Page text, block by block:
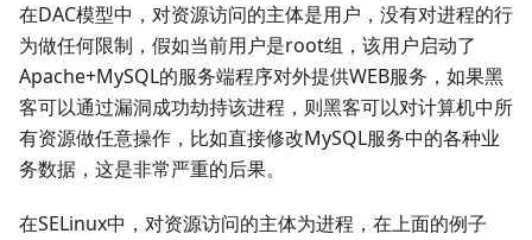
在DAC模型中，对资源访问的主体是用户，没有对进程的行
为做任何限制，假如当前用户是root组，该用户启动了
Apache+MySQL的服务端程序对外提供WEB服务，如果黑
客可以通过漏洞成功劫持该进程，则黑客可以对计算机中所
有资源做任意操作，比如直接修改MySQL服务中的各种业
务数据，这是非常严重的后果。
在SELinux中，对资源访问的主体为进程，在上面的例子